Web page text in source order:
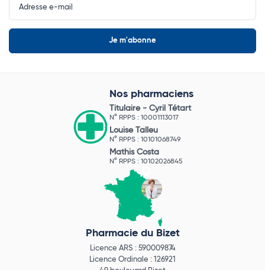
Newsletter
Nos pharmaciens
Titulaire - Cyril Tétart
N° RPPS : 10001113017
Louise Talleu
N° RPPS : 10101068749
Mathis Costa
N° RPPS : 10102026845
Pharmacie du Bizet
Licence ARS : 590009874
Licence Ordinale : 126921